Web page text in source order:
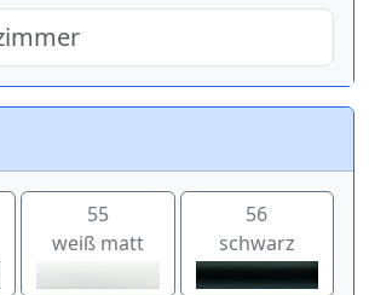
55
weiß matt
56
schwarz